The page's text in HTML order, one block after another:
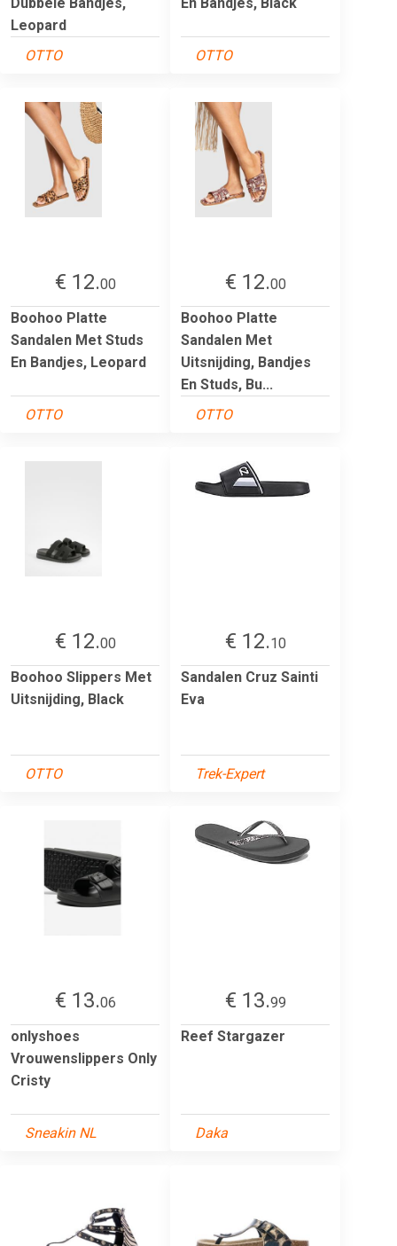
Leopard
OTTO
OTTO
€ 12.00
Boohoo Platte
Sandalen Met Studs
En Bandjes, Leopard
OTTO
€ 12.00
Boohoo Platte
Sandalen Met
Uitsnijding, Bandjes
En Studs, Bu...
OTTO
€ 12.00
Boohoo Slippers Met
Uitsnijding, Black
OTTO
€ 12.10
Sandalen Cruz Sainti
Eva
Trek-Expert
€ 13.06
onlyshoes
Vrouwenslippers Only
Cristy
Sneakin NL
€ 13.99
Reef Stargazer
Daka